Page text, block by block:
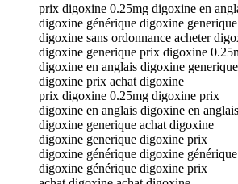
prix digoxine 0.25mg digoxine en
digoxine générique digoxine generique
digoxine sans ordonnance acheter
digoxine generique prix digoxine
digoxine en anglais digoxine generique
digoxine prix achat digoxine
prix digoxine 0.25mg digoxine prix
digoxine en anglais digoxine en anglais
digoxine generique achat digoxine
digoxine generique digoxine prix
digoxine générique digoxine générique
digoxine générique digoxine prix